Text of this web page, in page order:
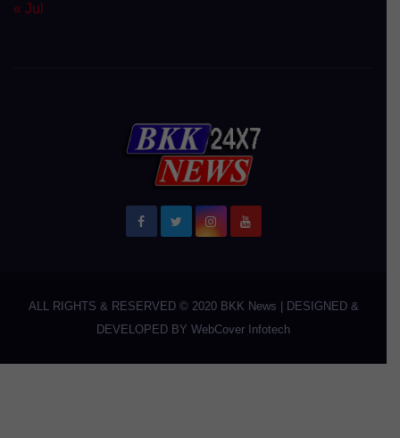
« Jul
ALL RIGHTS & RESERVED © 2020 BKK News
DESIGNED &
DEVELOPED BY WebCover Infotech